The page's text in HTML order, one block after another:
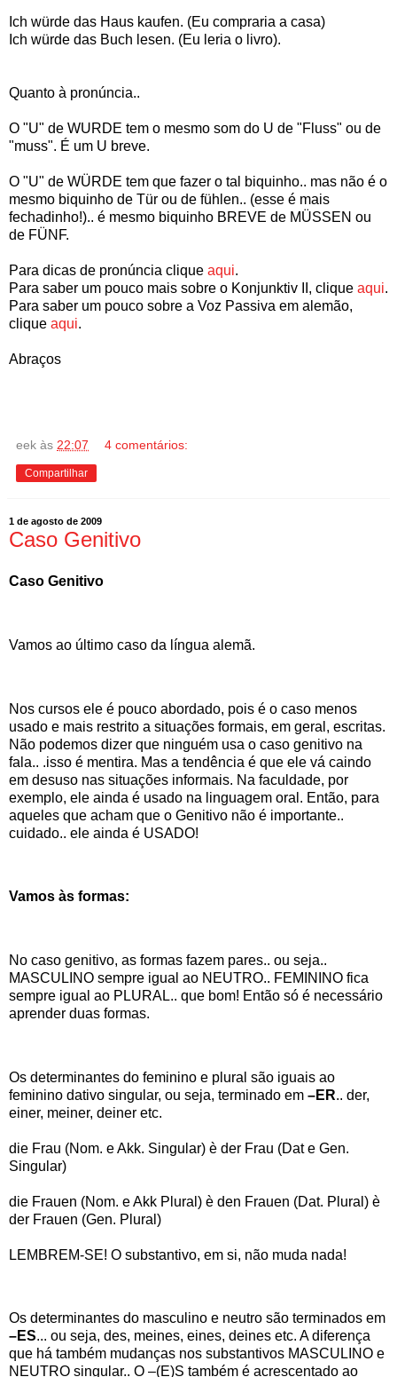
Ich würde das Haus kaufen. (Eu compraria a casa)
Ich würde das Buch lesen. (Eu leria o livro).
Quanto à pronúncia..
O "U" de WURDE tem o mesmo som do U de "Fluss" ou de
"muss". É um U breve.
O "U" de WÜRDE tem que fazer o tal biquinho.. mas não é o
mesmo biquinho de Tür ou de fühlen.. (esse é mais
fechadinho!).. é mesmo biquinho BREVE de MÜSSEN ou
de FÜNF.
Para dicas de pronúncia clique aqui.
Para saber um pouco mais sobre o Konjunktiv II, clique aqui.
Para saber um pouco sobre a Voz Passiva em alemão,
clique aqui.
Abraços
eek às 22:07 4 comentários:
Compartilhar
1 de agosto de 2009
Caso Genitivo
Caso Genitivo
Vamos ao último caso da língua alemã.
Nos cursos ele é pouco abordado, pois é o caso menos
usado e mais restrito a situações formais, em geral, escritas.
Não podemos dizer que ninguém usa o caso genitivo na
fala.. .isso é mentira. Mas a tendência é que ele vá caindo
em desuso nas situações informais. Na faculdade, por
exemplo, ele ainda é usado na linguagem oral. Então, para
aqueles que acham que o Genitivo não é importante..
cuidado.. ele ainda é USADO!
Vamos às formas:
No caso genitivo, as formas fazem pares.. ou seja..
MASCULINO sempre igual ao NEUTRO.. FEMININO fica
sempre igual ao PLURAL.. que bom! Então só é necessário
aprender duas formas.
Os determinantes do feminino e plural são iguais ao
feminino dativo singular, ou seja, terminado em –ER.. der,
einer, meiner, deiner etc.
die Frau (Nom. e Akk. Singular) è der Frau (Dat e Gen.
Singular)
die Frauen (Nom. e Akk Plural) è den Frauen (Dat. Plural) è
der Frauen (Gen. Plural)
LEMBREM-SE! O substantivo, em si, não muda nada!
Os determinantes do masculino e neutro são terminados em
–ES... ou seja, des, meines, eines, deines etc. A diferença
que há também mudanças nos substantivos MASCULINO e
NEUTRO singular.. O –(E)S também é acrescentado ao